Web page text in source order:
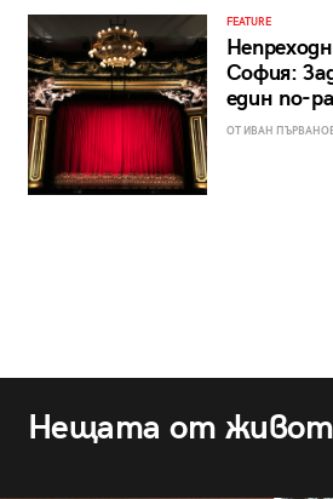
FEATURE
София:
един по-
ОТ ИВАН
Нещата от